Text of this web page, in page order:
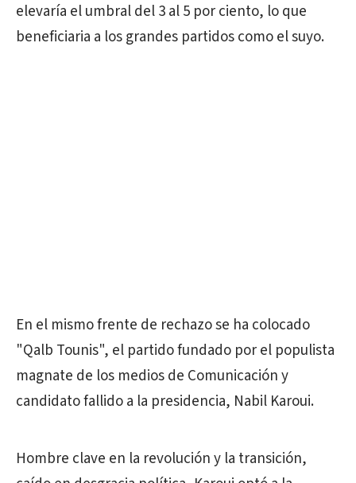
elevaría el umbral del 3 al 5 por ciento, lo que
beneficiaria a los grandes partidos como el suyo.
En el mismo frente de rechazo se ha colocado
"Qalb Tounis", el partido fundado por el populista
magnate de los medios de Comunicación y
candidato fallido a la presidencia, Nabil Karoui.
Hombre clave en la revolución y la transición,